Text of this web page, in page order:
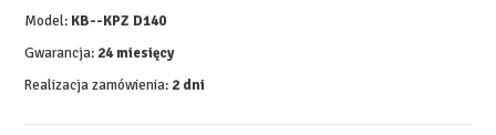
Model: KB--KPZ D140
Gwarancja: 24 miesięcy
Realizacja zamówienia: 2 dni